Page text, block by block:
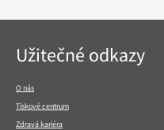
Navigace
v
Užitečné odkazy
O nás
Tiskové centrum
Zdravá kariéra